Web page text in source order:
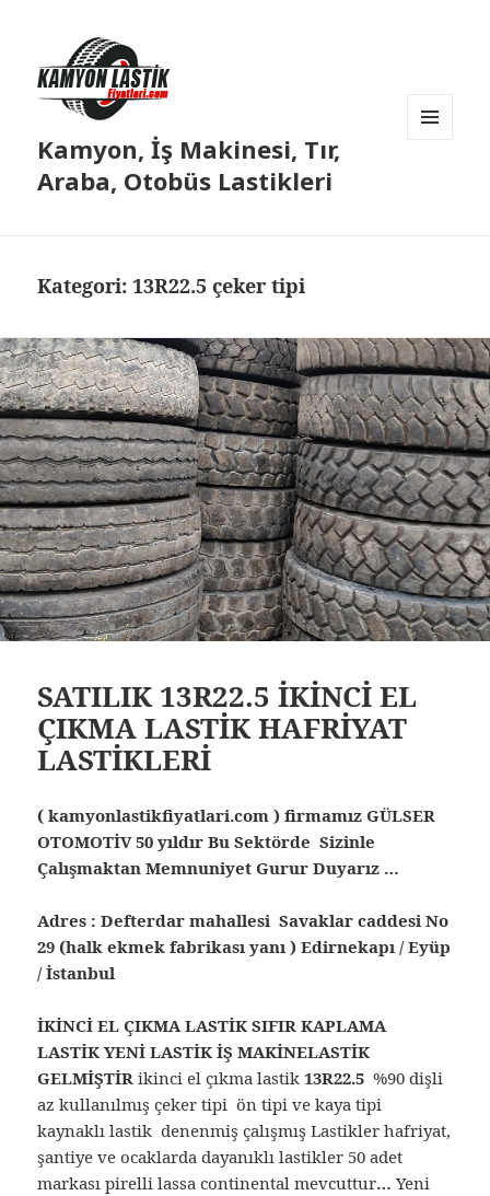
Kamyon, İş Makinesi, Tır,
Araba, Otobüs Lastikleri
Kategori:13R22.5 çeker tipi
SATILIK 13R22.5 İKİNCİ EL
ÇIKMA LASTİK HAFRİYAT
LASTİKLERİ
( kamyonlastikfiyatlari.com ) firmamız GÜLSER
OTOMOTİV 50 yıldır Bu Sektörde Sizinle
Çalışmaktan Memnuniyet Gurur Duyarız …
Adres : Defterdar mahallesi Savaklar caddesi No
29 (halk ekmek fabrikası yanı ) Edirnekapı / Eyüp
/ İstanbul
İKİNCİ EL ÇIKMA LASTİK SIFIR KAPLAMA
LASTİK YENİ LASTİK İŞ MAKİNELASTİK
GELMİŞTİRikinci el çıkma lastik 13R22.5%90 dişli
az kullanılmış çeker tipi ön tipi ve kaya tipi
kaynaklı lastik denenmiş çalışmış Lastikler hafriyat,
şantiye ve ocaklarda dayanıklı lastikler 50 adet
markası pirelli lassa continental mevcuttur… Yeni